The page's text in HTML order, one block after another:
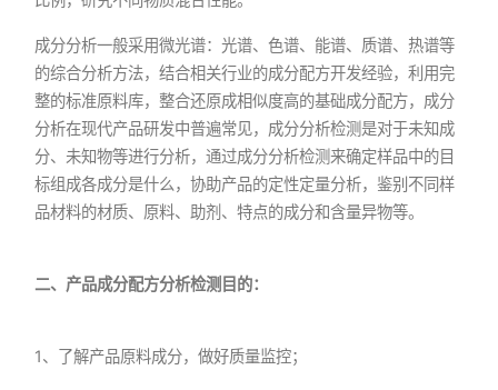
成分分析一般采用微光谱：光谱、色谱、能谱、质谱、热谱等
的综合分析方法，结合相关行业的成分配方开发经验，利用完
整的标准原料库，整合还原成相似度高的基础成分配方，成分
分析在现代产品研发中普遍常见，成分分析检测是对于未知成
分、未知物等进行分析，通过成分分析检测来确定样品中的目
标组成各成分是什么，协助产品的定性定量分析，鉴别不同样
品材料的材质、原料、助剂、特点的成分和含量异物等。
二、产品成分配方分析检测目的：
1、了解产品原料成分，做好质量监控；